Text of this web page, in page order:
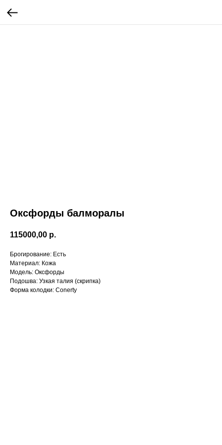
Оксфорды балморалы
115000,00 р.
Брогирование: Есть
Материал: Кожа
Модель: Оксфорды
Подошва: Узкая талия (скрипка)
Форма колодки: Conerty